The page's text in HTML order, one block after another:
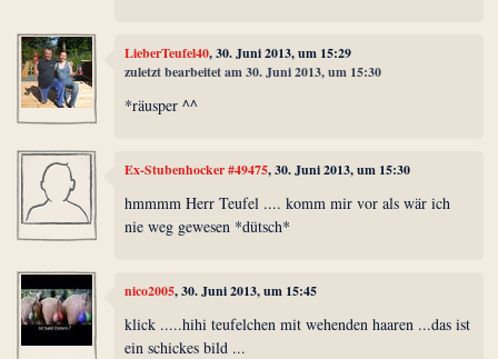
LieberTeufel40, 30. Juni 2013, um 15:29
zuletzt bearbeitet am 30. Juni 2013, um 15:30
*räusper ^^
Ex-Stubenhocker #49475, 30. Juni 2013, um 15:30
hmmmm Herr Teufel .... komm mir vor als wär ich
nie weg gewesen *dütsch*
nico2005, 30. Juni 2013, um 15:45
klick .....hihi teufelchen mit wehenden haaren ...das ist
ein schickes bild ...